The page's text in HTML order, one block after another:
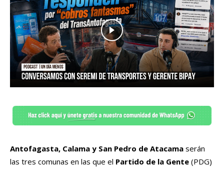
Antofagasta, Calama y San Pedro de Atacama serán
las tres comunas en las que el Partido de la Gente (PDG)